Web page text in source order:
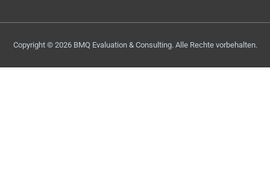
Copyright © 2026 BMQ Evaluation & Consulting. Alle Rechte vorbehalten.